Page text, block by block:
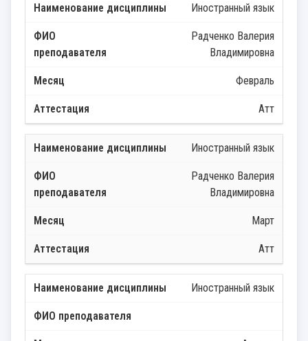
Иностранный язык
Радченко Валерия
Владимировна
Февраль
Атт
Иностранный язык
Радченко Валерия
Владимировна
Март
Атт
Иностранный язык